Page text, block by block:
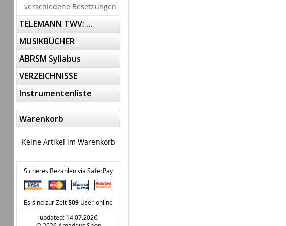
verschiedene Besetzungen
TELEMANN TWV: ...
MUSIKBÜCHER
ABRSM Syllabus
VERZEICHNISSE
Instrumentenliste
Warenkorb
Keine Artikel im Warenkorb
Sicheres Bezahlen via SaferPay
Es sind zur Zeit509 User online
updated: 14.07.2026